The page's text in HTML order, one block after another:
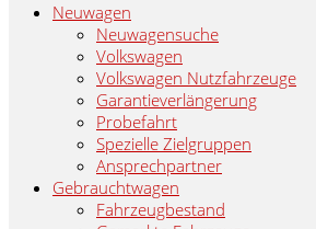
Neuwagen
Neuwagensuche
Volkswagen
Volkswagen Nutzfahrzeuge
Garantieverlängerung
Probefahrt
Spezielle Zielgruppen
Ansprechpartner
Gebrauchtwagen
Fahrzeugbestand